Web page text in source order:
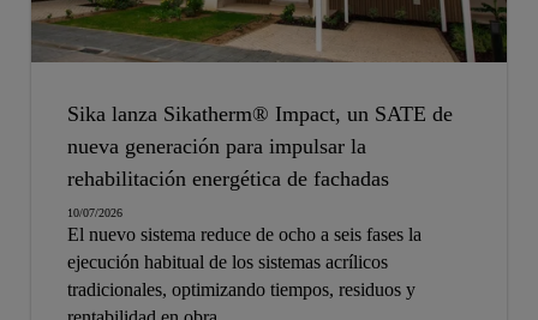
Sika lanza Sikatherm® Impact, un SATE de
nueva generación para impulsar la
rehabilitación energética de fachadas
10/07/2026
El nuevo sistema reduce de ocho a seis fases la
ejecución habitual de los sistemas acrílicos
tradicionales, optimizando tiempos, residuos y